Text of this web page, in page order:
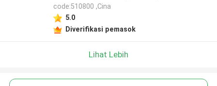
code:510800 ,Cina
5.0
Diverifikasi pemasok
Lihat Lebih